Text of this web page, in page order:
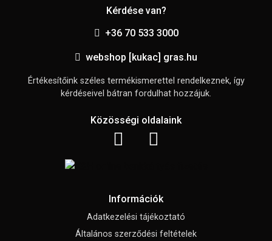
Kérdése van?
+36 70 533 3000
webshop [kukac] gras.hu
Értékesítőink széles termékismerettel rendelkeznek, így
kérdéseivel bátran fordulhat hozzájuk.
Közösségi oldalaink
Információk
Adatkezelési tájékoztató
Általános szerződési feltételek